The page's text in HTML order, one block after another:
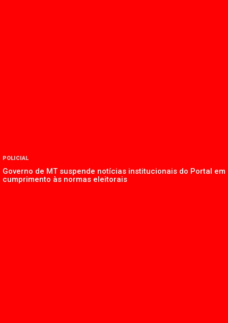
POLICIAL
Governo de MT suspende notícias institucionais do Portal em
cumprimento às normas eleitorais